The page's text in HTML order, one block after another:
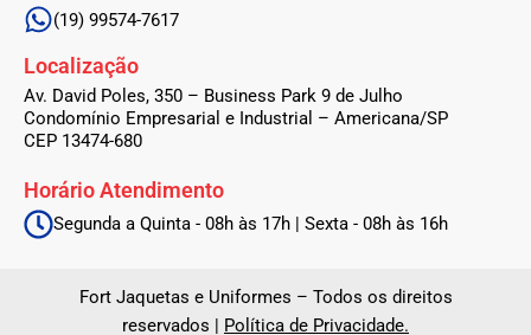
(19) 99574-7617
Localização
Av. David Poles, 350 – Business Park 9 de Julho
Condomínio Empresarial e Industrial – Americana/SP
CEP 13474-680
Horário Atendimento
Segunda a Quinta - 08h às 17h | Sexta - 08h às 16h
Fort Jaquetas e Uniformes – Todos os direitos
reservados | Política de Privacidade.